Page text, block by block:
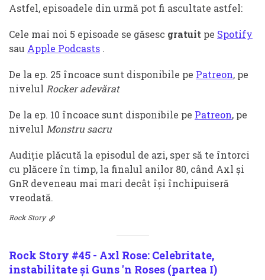
Astfel, episoadele din urmă pot fi ascultate astfel:
Cele mai noi 5 episoade se găsesc gratuit pe Spotify
sau Apple Podcasts .
De la ep. 25 încoace sunt disponibile pe Patreon, pe
nivelul Rocker adevărat
De la ep. 10 încoace sunt disponibile pe Patreon, pe
nivelul Monstru sacru
Audiție plăcută la episodul de azi, sper să te întorci
cu plăcere în timp, la finalul anilor 80, când Axl și
GnR deveneau mai mari decât își închipuiseră
vreodată.
Rock Story
Rock Story #45 - Axl Rose: Celebritate,
instabilitate și Guns 'n Roses (partea I)